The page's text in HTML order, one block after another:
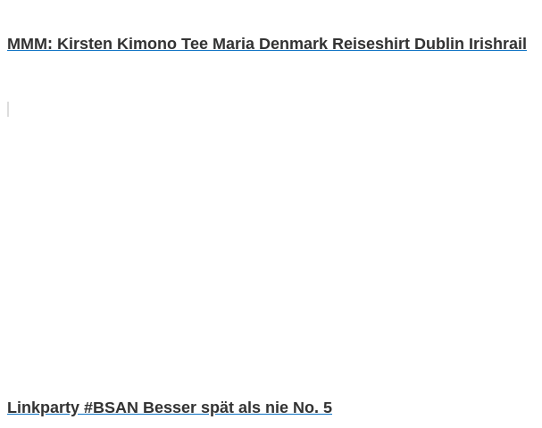
MMM: Kirsten Kimono Tee Maria Denmark Reiseshirt Dublin Irishrail
Linkparty #BSAN Besser spät als nie No. 5